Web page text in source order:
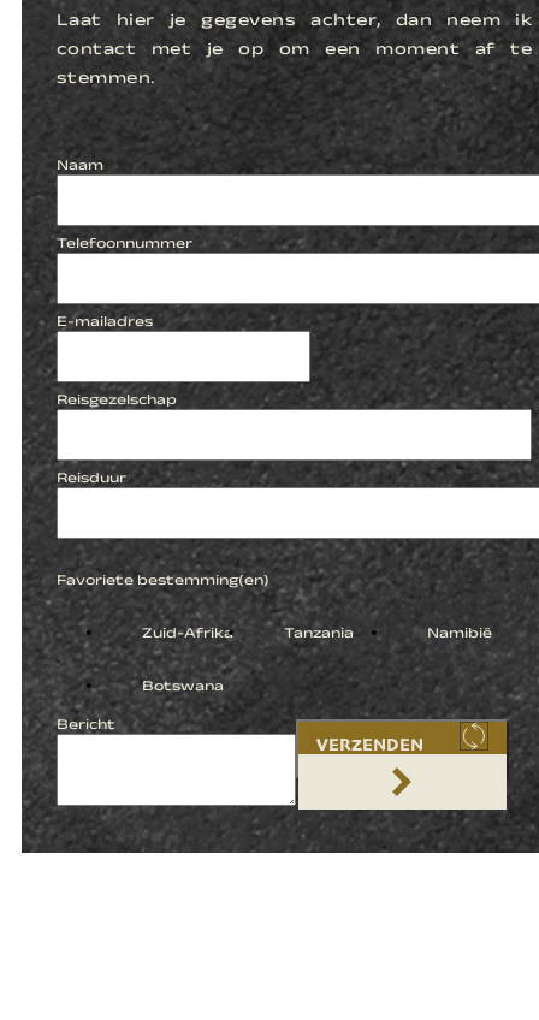
Laat hier je gegevens achter, dan neem ik
contact met je op om een moment af te
stemmen.
Naam
Telefoonnummer
E-mailadres
Reisgezelschap
Reisduur
Favoriete bestemming(en)
Zuid-Afrika Tanzania Namibië
Botswana
Bericht
VERZENDEN